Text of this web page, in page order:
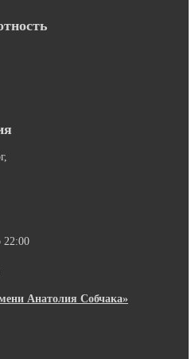
22:00
Анатолия Собчака»